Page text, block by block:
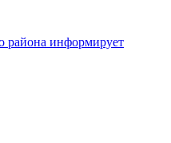
района информирует